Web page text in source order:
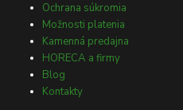
Ochrana súkromia
Možnosti platenia
Kamenná predajna
HORECA a firmy
Blog
Kontakty